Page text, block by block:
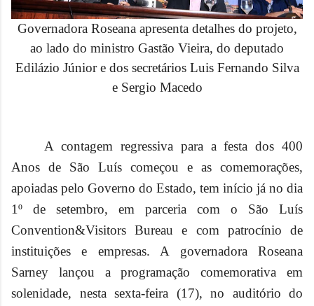
Governadora Roseana apresenta detalhes do projeto,
ao lado do ministro Gastão Vieira, do deputado
Edilázio Júnior e dos secretários Luis Fernando Silva
e Sergio Macedo
A contagem regressiva para a festa dos 400
Anos de São Luís começou e as comemorações,
apoiadas pelo Governo do Estado, tem início já no dia
1º de setembro, em parceria com o São Luís
Convention&Visitors Bureau e com patrocínio de
instituições e empresas. A governadora Roseana
Sarney lançou a programação comemorativa em
solenidade, nesta sexta-feira (17), no auditório do